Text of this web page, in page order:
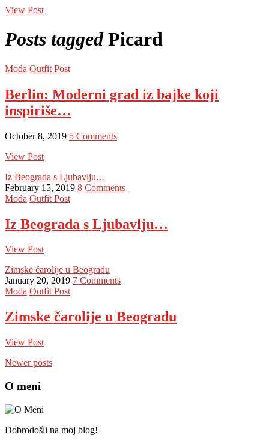
View Post
Posts tagged Picard
Moda Outfit Post
Berlin: Moderni grad iz bajke koji
inspiriše…
October 8, 2019 5 Comments
View Post
Iz Beograda s Ljubavlju…
February 15, 2019 8 Comments
Moda Outfit Post
Iz Beograda s Ljubavlju…
View Post
Zimske čarolije u Beogradu
January 20, 2019 7 Comments
Moda Outfit Post
Zimske čarolije u Beogradu
View Post
Newer posts
O meni
Dobrodošli na moj blog!